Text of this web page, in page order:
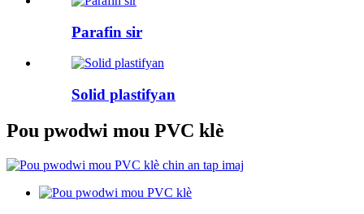
Parafin sir
Solid plastifyan
Pou pwodwi mou PVC klè